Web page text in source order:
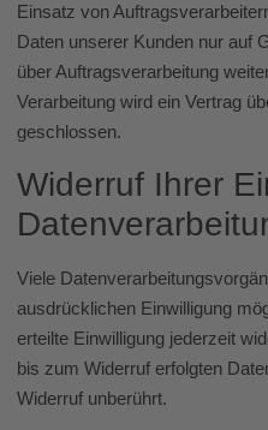
Einsatz von
Daten unserer Kunden nur auf
über Auftragsverarbeitung
Verarbeitung wird ein Vertrag
geschlossen.
Widerruf Ihrer
Viele
ausdrücklichen Einwilligung
erteilte Einwilligung jederzeit
bis zum Widerruf erfolgten
Widerruf unberührt.